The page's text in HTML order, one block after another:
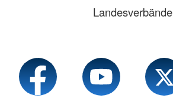
Landesverbände